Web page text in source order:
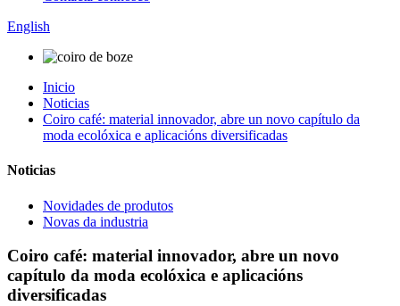
English
Inicio
Noticias
Coiro café: material innovador, abre un novo capítulo da
moda ecolóxica e aplicacións diversificadas
Noticias
Novidades de produtos
Novas da industria
Coiro café: material innovador, abre un novo
capítulo da moda ecolóxica e aplicacións
diversificadas